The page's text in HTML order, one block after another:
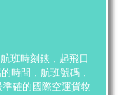
班時刻錶，起飛日
時間，航班號碼，
確的國際空運貨物